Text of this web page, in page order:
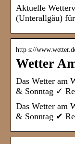
Aktuelle
(Unterallgäu)
http s://
Wetter
Das Wetter am
& Sonntag ✓
Das Wetter am
& Sonntag ✔